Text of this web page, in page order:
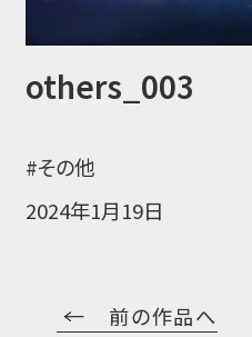
others_003
#その他
2024年1月19日
前の作品へ